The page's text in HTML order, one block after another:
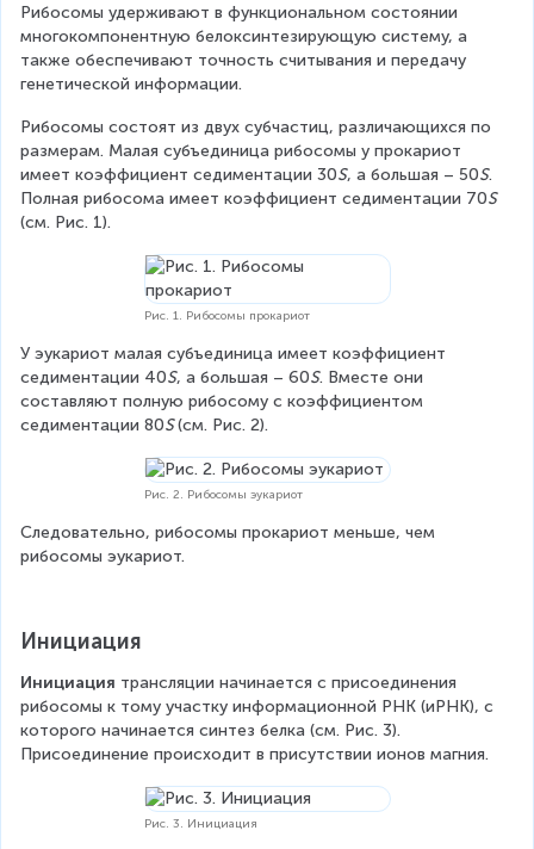
Рибосомы удерживают в функциональном состоянии
многокомпонентную белоксинтезирующую систему, а
также обеспечивают точность считывания и передачу
генетической информации.
Рибосомы состоят из двух субчастиц, различающихся по
размерам. Малая субъединица рибосомы у прокариот
имеет коэффициент седиментации 30S, а большая – 50S.
Полная рибосома имеет коэффициент седиментации 70S
(см. Рис. 1).
Рис. 1. Рибосомы прокариот
У эукариот малая субъединица имеет коэффициент
седиментации 40S, а большая – 60S. Вместе они
составляют полную рибосому с коэффициентом
седиментации 80S (см. Рис. 2).
Рис. 2. Рибосомы эукариот
Следовательно, рибосомы прокариот меньше, чем
рибосомы эукариот.
Инициация
Инициация трансляции начинается с присоединения
рибосомы к тому участку информационной РНК (иРНК), с
которого начинается синтез белка (см. Рис. 3).
Присоединение происходит в присутствии ионов магния.
Рис. 3. Инициация